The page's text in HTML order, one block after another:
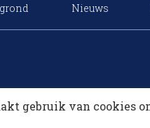
Nieuws
gebruik van cookies